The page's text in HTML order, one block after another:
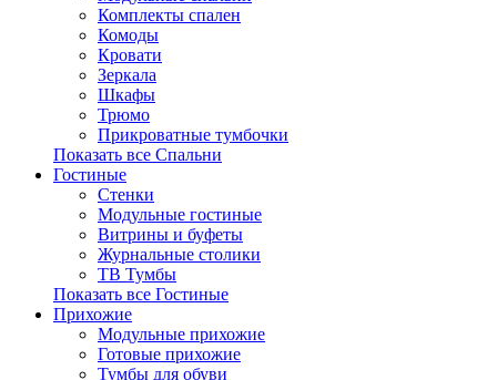
Комплекты спален
Комоды
Кровати
Зеркала
Шкафы
Трюмо
Прикроватные тумбочки
Показать все Спальни
Гостиные
Стенки
Модульные гостиные
Витрины и буфеты
Журнальные столики
ТВ Тумбы
Показать все Гостиные
Прихожие
Модульные прихожие
Готовые прихожие
Тумбы для обуви